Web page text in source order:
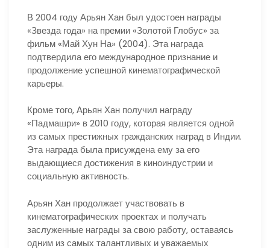
В 2004 году Арьян Хан был удостоен награды
«Звезда года» на премии «Золотой Глобус» за
фильм «Май Хун На» (2004). Эта награда
подтвердила его международное признание и
продолжение успешной кинематографической
карьеры.
Кроме того, Арьян Хан получил награду
«Падмашри» в 2010 году, которая является одной
из самых престижных гражданских наград в Индии.
Эта награда была присуждена ему за его
выдающиеся достижения в киноиндустрии и
социальную активность.
Арьян Хан продолжает участвовать в
кинематографических проектах и получать
заслуженные награды за свою работу, оставаясь
одним из самых талантливых и уважаемых